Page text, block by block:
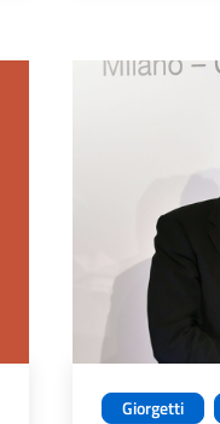
Giorgetti